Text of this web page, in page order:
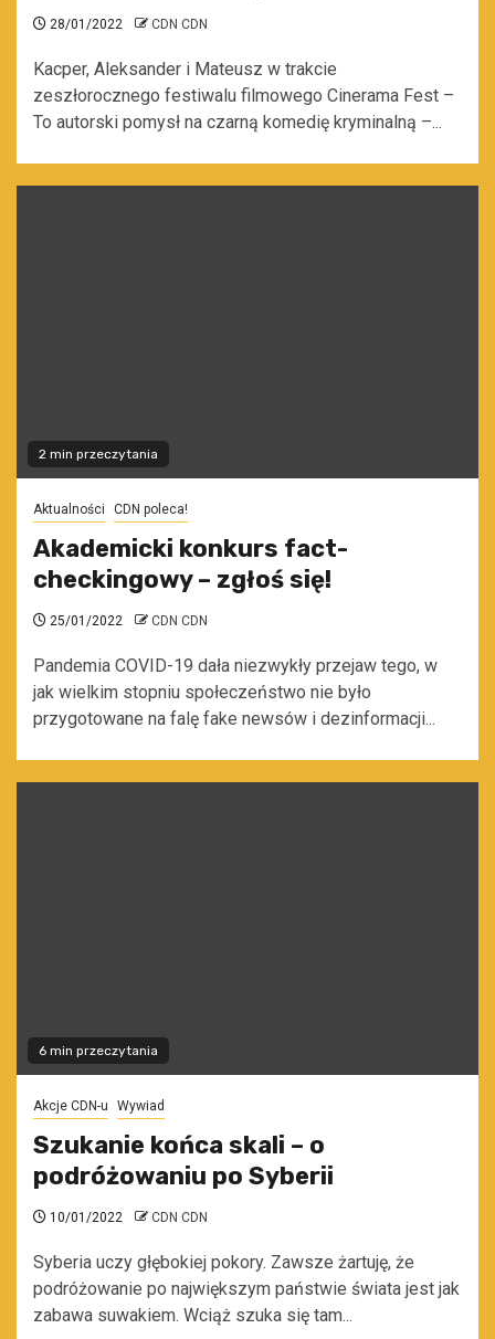
28/01/2022 CDN CDN
Kacper, Aleksander i Mateusz w trakcie
zeszłorocznego festiwalu filmowego Cinerama Fest –
To autorski pomysł na czarną komedię kryminalną –...
2 min przeczytania
Aktualności CDN poleca!
Akademicki konkurs fact-
checkingowy – zgłoś się!
25/01/2022 CDN CDN
Pandemia COVID-19 dała niezwykły przejaw tego, w
jak wielkim stopniu społeczeństwo nie było
przygotowane na falę fake newsów i dezinformacji...
6 min przeczytania
Akcje CDN-u Wywiad
Szukanie końca skali – o
podróżowaniu po Syberii
10/01/2022 CDN CDN
Syberia uczy głębokiej pokory. Zawsze żartuję, że
podróżowanie po największym państwie świata jest jak
zabawa suwakiem. Wciąż szuka się tam...